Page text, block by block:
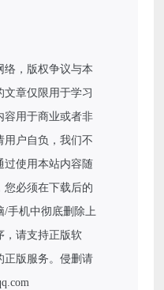
络，版权争议与本
章仅限用于学习
容用于商业或者非
用户自负，我们不
过使用本站内容随
您必须在下载后的
/手机中彻底删除上
，请支持正版软
正版服务。侵删请